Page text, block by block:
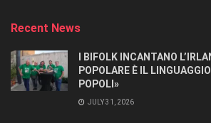
Recent News
I BIFOLK INCANTANO
POPOLARE È IL
POPOLI»
JULY 31, 2026